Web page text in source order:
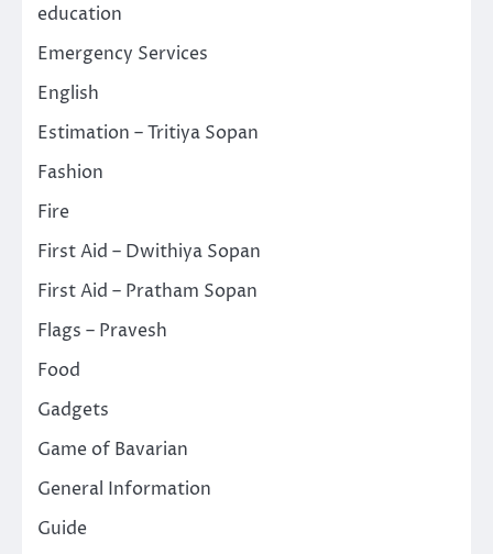
education
Emergency Services
English
Estimation – Tritiya Sopan
Fashion
Fire
First Aid – Dwithiya Sopan
First Aid – Pratham Sopan
Flags – Pravesh
Food
Gadgets
Game of Bavarian
General Information
Guide